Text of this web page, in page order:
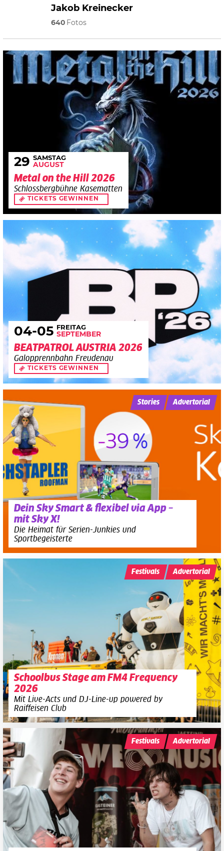
Jakob Kreinecker
640 Fotos
29 SAMSTAG
AUGUST
Metal on the Hill 2026
Schlossbergbühne Kasematten
TICKETS GEWINNEN
04-05 FREITAG
SEPTEMBER
BEATPATROL AUSTRIA 2026
Galopprennbahn Freudenau
TICKETS GEWINNEN
Dein Sky Smart & flexibel via App –
mit Sky X!
Die Heimat für Serien-Junkies und
Sportbegeisterte
Stories Advertorial
Schoolbus Stage am FM4 Frequency
2026
Mit Live-Acts und DJ-Line-up powered by
Raiffeisen Club
Festivals Advertorial
Festivals Advertorial